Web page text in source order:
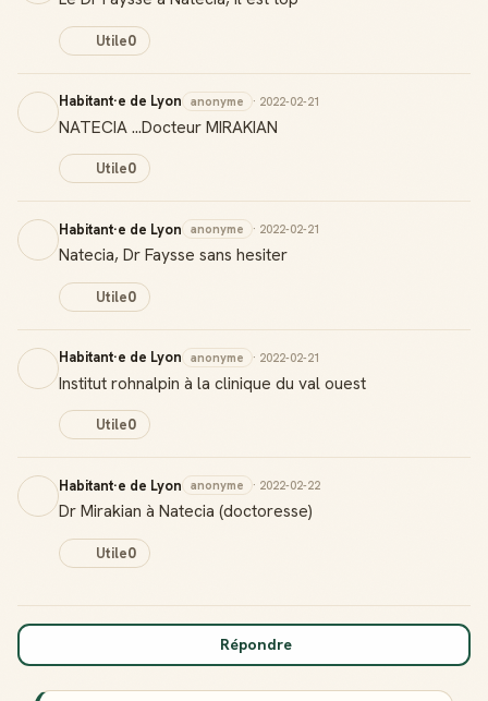
Utile0
Habitant·e de Lyon anonyme · 2022-02-21
NATECIA ...Docteur MIRAKIAN
Utile0
Habitant·e de Lyon anonyme · 2022-02-21
Natecia, Dr Faysse sans hesiter
Utile0
Habitant·e de Lyon anonyme · 2022-02-21
Institut rohnalpin à la clinique du val ouest
Utile0
Habitant·e de Lyon anonyme · 2022-02-22
Dr Mirakian à Natecia (doctoresse)
Utile0
Répondre
Ton statut affiché sur toutes tes contributions
Score de réputation
Gagne des points à chaque contribution utile
Reconnaissance locale
Deviens une référence dans ta ville
Notifications